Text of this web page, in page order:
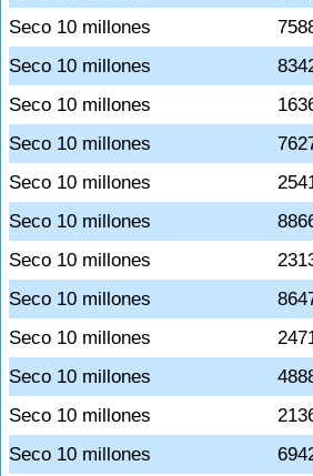
Seco 10 millones
Seco 10 millones
Seco 10 millones
Seco 10 millones
Seco 10 millones
Seco 10 millones
Seco 10 millones
Seco 10 millones
Seco 10 millones
Seco 10 millones
Seco 10 millones
Seco 10 millones